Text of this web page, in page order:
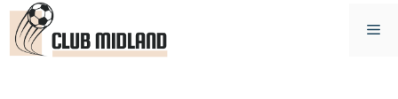
Saltar
contenido